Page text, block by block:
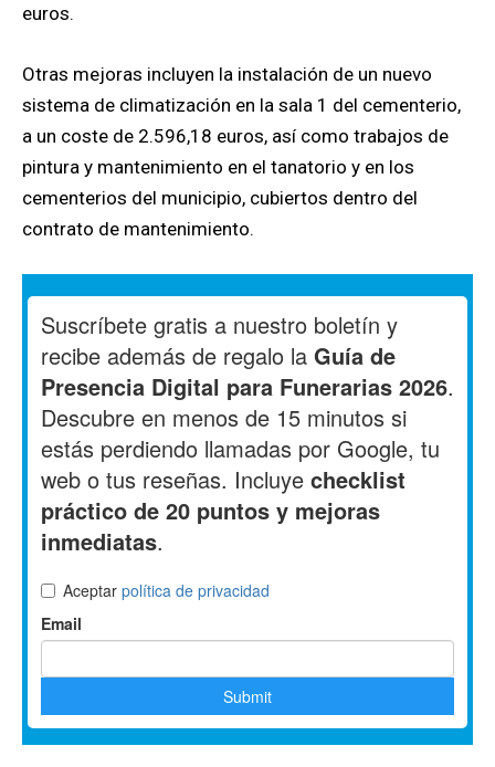
euros.
Otras mejoras incluyen la instalación de un nuevo
sistema de climatización en la sala 1 del cementerio,
a un coste de 2.596,18 euros, así como trabajos de
pintura y mantenimiento en el tanatorio y en los
cementerios del municipio, cubiertos dentro del
contrato de mantenimiento.